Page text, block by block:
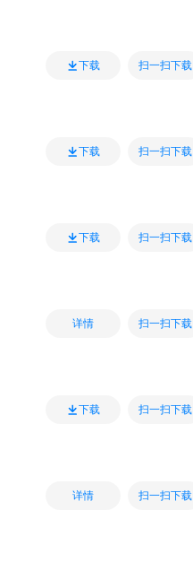
下载 扫一扫下载
下载 扫一扫下载
下载 扫一扫下载
详情 扫一扫下载
下载 扫一扫下载
详情 扫一扫下载